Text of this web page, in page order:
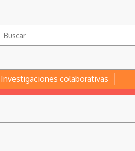
Investigaciones colaborativas